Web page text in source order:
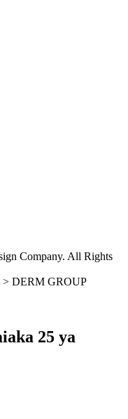
Company. All Rights
> DERM GROUP
25 ya